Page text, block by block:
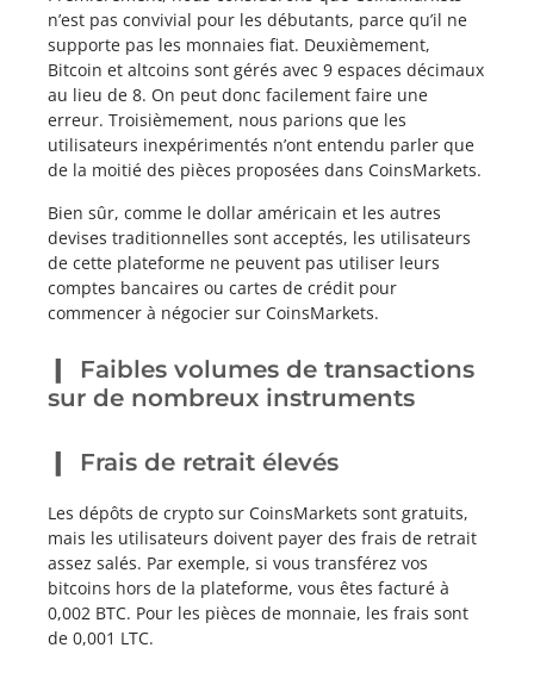
n’est pas convivial pour les débutants, parce qu’il ne
supporte pas les monnaies fiat. Deuxièmement,
Bitcoin et altcoins sont gérés avec 9 espaces décimaux
au lieu de 8. On peut donc facilement faire une
erreur. Troisièmement, nous parions que les
utilisateurs inexpérimentés n’ont entendu parler que
de la moitié des pièces proposées dans CoinsMarkets.
Bien sûr, comme le dollar américain et les autres
devises traditionnelles sont acceptés, les utilisateurs
de cette plateforme ne peuvent pas utiliser leurs
comptes bancaires ou cartes de crédit pour
commencer à négocier sur CoinsMarkets.
Faibles volumes de transactions
sur de nombreux instruments
Frais de retrait élevés
Les dépôts de crypto sur CoinsMarkets sont gratuits,
mais les utilisateurs doivent payer des frais de retrait
assez salés. Par exemple, si vous transférez vos
bitcoins hors de la plateforme, vous êtes facturé à
0,002 BTC. Pour les pièces de monnaie, les frais sont
de 0,001 LTC.